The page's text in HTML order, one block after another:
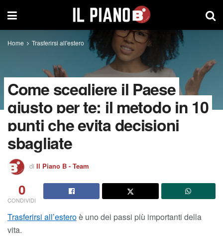
Home Trasferirsi all'estero
Come scegliere il Paese
giusto per te: il metodo in 10
punti che evita decisioni
sbagliate
di Il Piano B - Team
0
CONDIVIDI
Trasferirsi all’esteroè uno dei passi più importanti della
vita.